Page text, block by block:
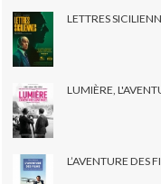
LETTRES
LUMIÈRE,
L’AVENTURE DES